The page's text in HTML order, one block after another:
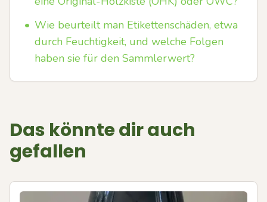
• Wie beurteilt man Etikettenschäden, etwa
durch Feuchtigkeit, und welche Folgen
haben sie für den Sammlerwert?
Das könnte dir auch
gefallen